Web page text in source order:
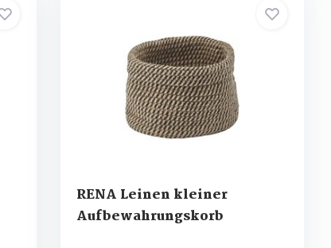
RENA Leinen kleiner
Aufbewahrungskorb